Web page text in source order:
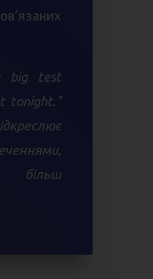
big test
tonight."
більш